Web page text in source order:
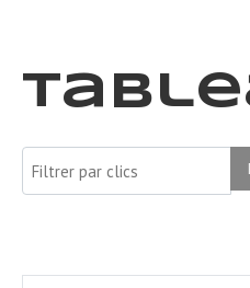
Filtrer par clics